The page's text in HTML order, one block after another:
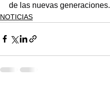
de las nuevas generaciones.
NOTICIAS